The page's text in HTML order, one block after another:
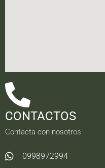
CONTACTOS
Contacta con nosotros
0998972994